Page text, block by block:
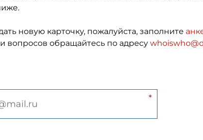
новую карточку, пожалуйста, заполните
вопросов обращайтесь по адресу